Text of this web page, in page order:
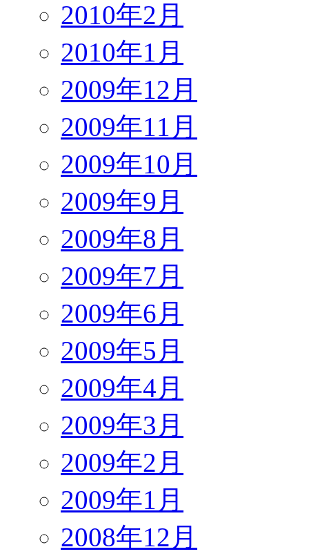
2010年2月
2010年1月
2009年12月
2009年11月
2009年10月
2009年9月
2009年8月
2009年7月
2009年6月
2009年5月
2009年4月
2009年3月
2009年2月
2009年1月
2008年12月